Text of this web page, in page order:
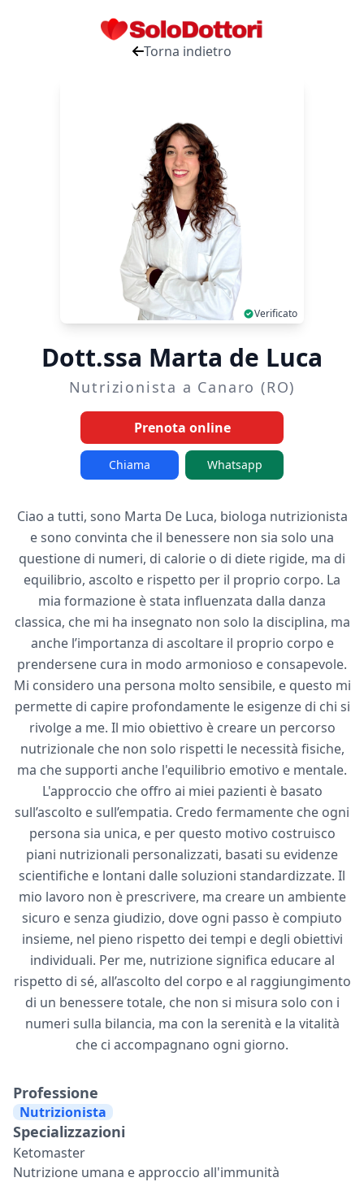
Torna indietro
Verificato
Dott.ssa Marta de Luca
Nutrizionista a Canaro (RO)
Prenota online
Chiama Whatsapp
Ciao a tutti, sono Marta De Luca, biologa nutrizionista
e sono convinta che il benessere non sia solo una
questione di numeri, di calorie o di diete rigide, ma di
equilibrio, ascolto e rispetto per il proprio corpo. La
mia formazione è stata influenzata dalla danza
classica, che mi ha insegnato non solo la disciplina, ma
anche l’importanza di ascoltare il proprio corpo e
prendersene cura in modo armonioso e consapevole.
Mi considero una persona molto sensibile, e questo mi
permette di capire profondamente le esigenze di chi si
rivolge a me. Il mio obiettivo è creare un percorso
nutrizionale che non solo rispetti le necessità fisiche,
ma che supporti anche l'equilibrio emotivo e mentale.
L'approccio che offro ai miei pazienti è basato
sull’ascolto e sull’empatia. Credo fermamente che ogni
persona sia unica, e per questo motivo costruisco
piani nutrizionali personalizzati, basati su evidenze
scientifiche e lontani dalle soluzioni standardizzate. Il
mio lavoro non è prescrivere, ma creare un ambiente
sicuro e senza giudizio, dove ogni passo è compiuto
insieme, nel pieno rispetto dei tempi e degli obiettivi
individuali. Per me, nutrizione significa educare al
rispetto di sé, all’ascolto del corpo e al raggiungimento
di un benessere totale, che non si misura solo con i
numeri sulla bilancia, ma con la serenità e la vitalità
che ci accompagnano ogni giorno.
Professione
Nutrizionista
Specializzazioni
Ketomaster
Nutrizione umana e approccio all'immunità